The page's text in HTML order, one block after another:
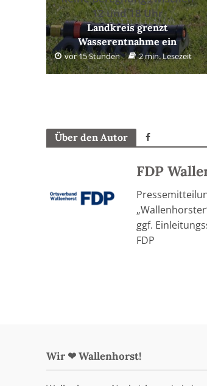
12 und 18 Uhr
Landkreis grenzt
Wasserentnahme ein
vor 15 Stunden 2 min. Lesezeit
Über den Autor
FDP
ggf.
FDP
Wir ❤ Wallenhorst!